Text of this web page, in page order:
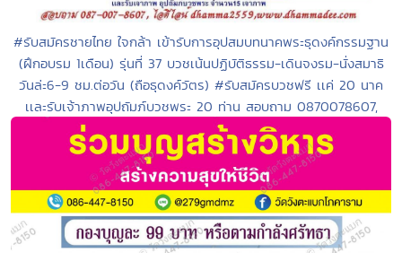
#รับสมัครชายไทย ใจกล้า เข้ารับการอุปสมบทนาคพระธุดงค์กรรมฐาน
(ฝึกอบรม 1เดือน) รุ่นที่ 37 บวชเน้นปฏิบัติธรรม-เดินจงรม-นั่งสมาธิ
วันล่ะ6-9 ชม.ต่อวัน (ถือธุดงค์วัตร) #รับสมัครบวชฟรี เเค่ 20 นาค
เเละรับเจ้าภาพอุปถัมภ์บวชพระ 20 ท่าน สอบถาม 0870078607,